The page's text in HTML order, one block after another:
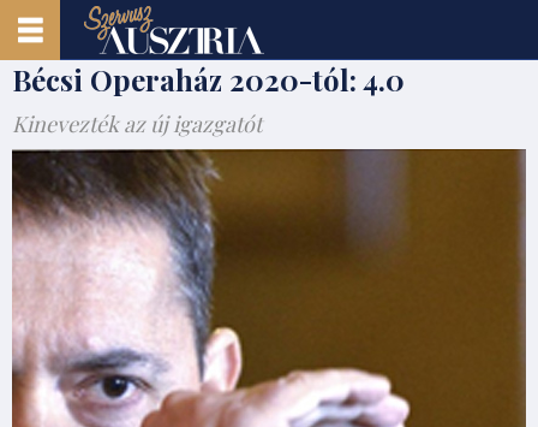
Bécsi Operaház 2020-tól: 4.0
Kinevezték az új igazgatót